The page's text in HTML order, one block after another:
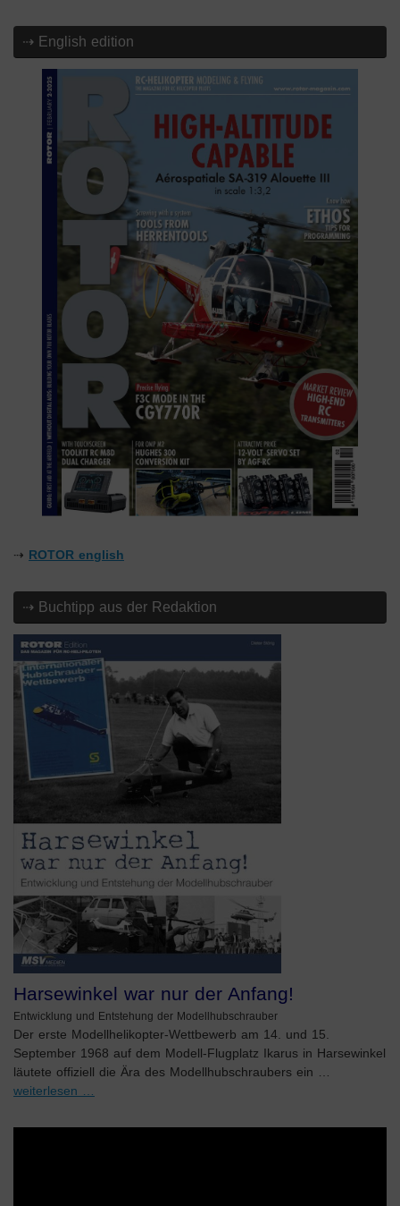
⇢ English edition
⇢ ROTOR english
⇢ Buchtipp aus der Redaktion
Harsewinkel war nur der Anfang!
Entwicklung und Entstehung der Modellhubschrauber
Der erste Modellhelikopter-Wettbewerb am 14. und 15.
September 1968 auf dem Modell-Flugplatz Ikarus in Harsewinkel
läutete offiziell die Ära des Modellhubschraubers ein …
weiterlesen …